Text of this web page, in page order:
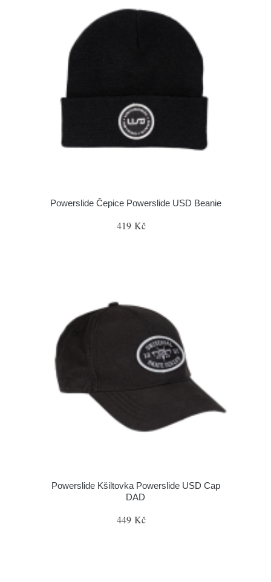
Powerslide Čepice Powerslide USD Beanie
419 Kč
Powerslide Kšiltovka Powerslide USD Cap
DAD
449 Kč